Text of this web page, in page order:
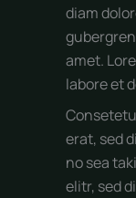
diam
amet.
labore et
erat, sed
no sea
elitr, sed